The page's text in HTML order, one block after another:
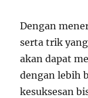
Dengan
serta trik
akan dapat
dengan lebih
kesuksesan